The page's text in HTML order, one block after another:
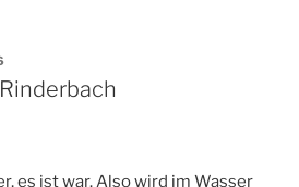
es ist war. Also wird im Wasser